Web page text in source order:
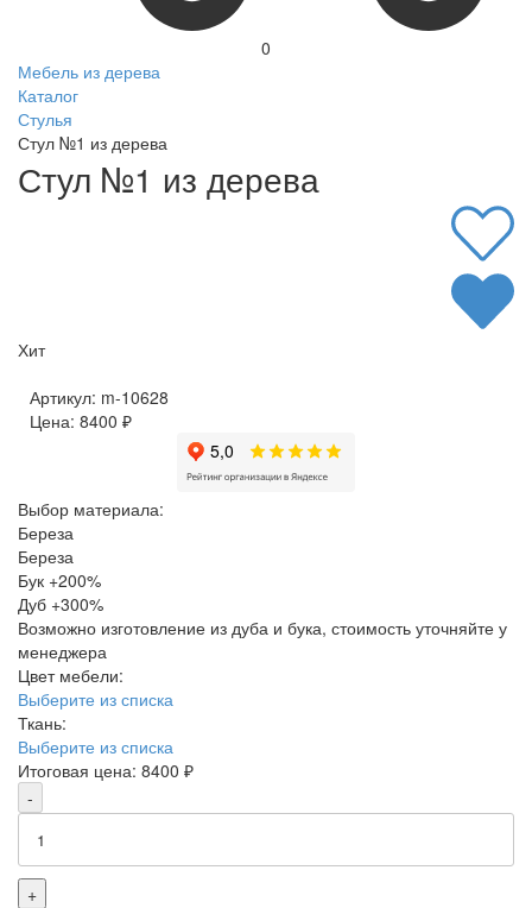
0
Мебель из дерева
Каталог
Стулья
Стул №1 из дерева
Стул №1 из дерева
Хит
Артикул: m-10628
Цена: 8400 ₽
Выбор материала:
Береза
Береза
Бук +200%
Дуб +300%
Возможно изготовление из дуба и бука, стоимость уточняйте у
менеджера
Цвет мебели:
Выберите из списка
Ткань:
Выберите из списка
Итоговая цена: 8400 ₽
-
+